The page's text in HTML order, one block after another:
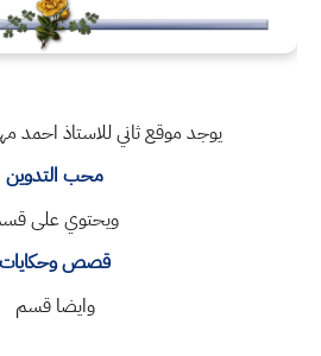
يوجد موقع ثاني للاستاذ احمد
محب التدوين
ويحتوي على
قصص وحكايات
وايضا قسم